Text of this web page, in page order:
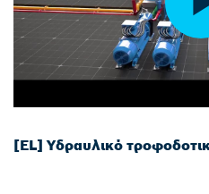
[EL] Υδραυλικό